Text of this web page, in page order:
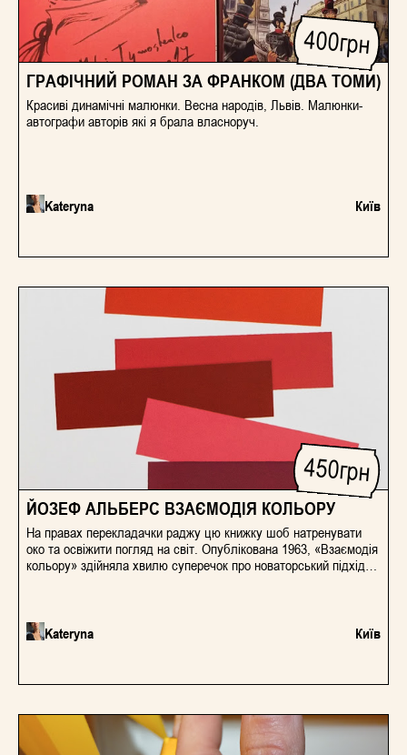
400грн
ГРАФІЧНИЙ РОМАН ЗА ФРАНКОМ (ДВА ТОМИ)
Красиві динамічні малюнки. Весна народів, Львів. Малюнки-
автографи авторів які я брала власноруч.
Kateryna Київ
450грн
ЙОЗЕФ АЛЬБЕРС ВЗАЄМОДІЯ КОЛЬОРУ
На правах перекладачки раджу цю книжку шоб натренувати
око та освіжити погляд на світ. Опублікована 1963, «Взаємодія
кольору» здійняла хвилю суперечок про новаторський підхід
залишається одне, Йозеф Альберс, один із членів
мистецького пантеону Баугаузу, змінив підхід до розуміння
контрастні межі; оптичні ілюзії прозорості та об’єму. Найбільш
повне, це видання запрошує читачів вирішити основні колірні
проблеми і у такий спосіб натренувати свій зір та мислення.
Kateryna Київ